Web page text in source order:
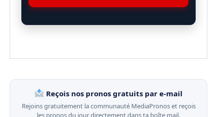
Reçois nos pronos gratuits par e-mail
Rejoins gratuitement la communauté MediaPronos et reçois
les pronos du jour directement dans ta boîte mail.